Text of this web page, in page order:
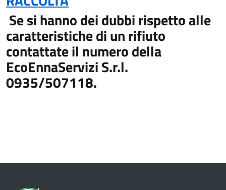
Se si hanno dei dubbi rispetto alle
caratteristiche di un rifiuto
contattate il numero della
EcoEnnaServizi S.r.l.
0935/507118.